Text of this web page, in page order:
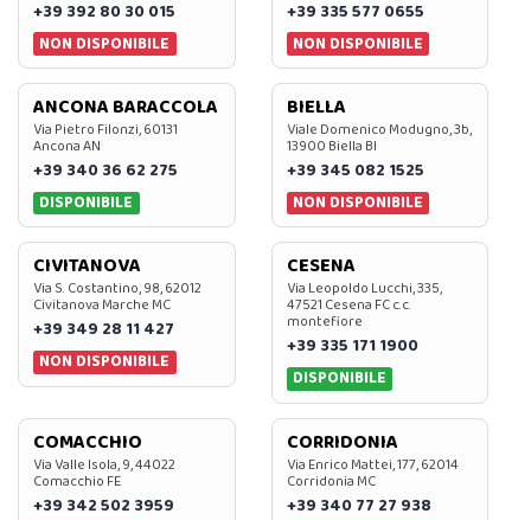
+39 392 80 30 015
NON DISPONIBILE
+39 335 577 0655
NON DISPONIBILE
ANCONA BARACCOLA
Via Pietro Filonzi, 60131
Ancona AN
+39 340 36 62 275
DISPONIBILE
BIELLA
Viale Domenico Modugno, 3b,
13900 Biella BI
+39 345 082 1525
NON DISPONIBILE
CIVITANOVA
Via S. Costantino, 98, 62012
Civitanova Marche MC
+39 349 28 11 427
NON DISPONIBILE
CESENA
Via Leopoldo Lucchi, 335,
47521 Cesena FC c.c.
montefiore
+39 335 171 1900
DISPONIBILE
COMACCHIO
Via Valle Isola, 9, 44022
Comacchio FE
+39 342 502 3959
CORRIDONIA
Via Enrico Mattei, 177, 62014
Corridonia MC
+39 340 77 27 938